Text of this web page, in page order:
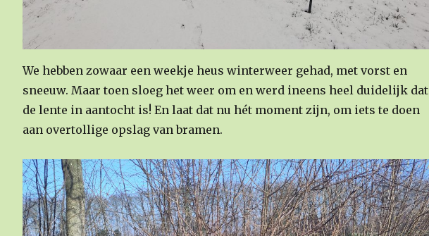
We hebben zowaar een weekje heus winterweer gehad, met vorst en
sneeuw. Maar toen sloeg het weer om en werd ineens heel duidelijk dat
de lente in aantocht is! En laat dat nu hét moment zijn, om iets te doen
aan overtollige opslag van bramen.